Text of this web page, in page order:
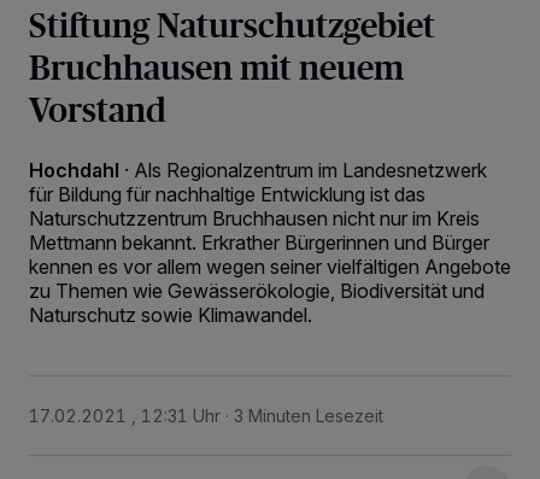
Stiftung Naturschutzgebiet
Bruchhausen mit neuem
Vorstand
Hochdahl · Als Regionalzentrum im Landesnetzwerk
für Bildung für nachhaltige Entwicklung ist das
Naturschutzzentrum Bruchhausen nicht nur im Kreis
Mettmann bekannt. Erkrather Bürgerinnen und Bürger
kennen es vor allem wegen seiner vielfältigen Angebote
zu Themen wie Gewässerökologie, Biodiversität und
Naturschutz sowie Klimawandel.
17.02.2021 , 12:31 Uhr 3 Minuten Lesezeit